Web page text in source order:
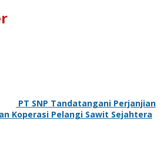
PT SNP Tandatangani Perjanjian
Koperasi Pelangi Sawit Sejahtera